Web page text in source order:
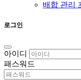
배합 관리
로그인
아이디
패스워드